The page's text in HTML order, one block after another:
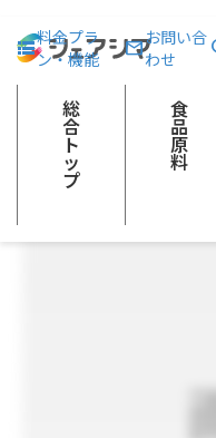
料金プラ
ン・機能
お問い合
わせ
総
合
ト
ッ
プ
食
品
原
料
総合トップ 食品原料
果実加工品